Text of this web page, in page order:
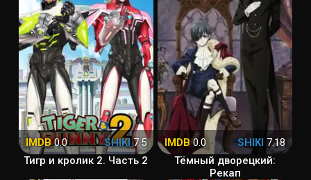
IMDB0.0 SHIKI7.5
Тигр и кролик 2. Часть 2
IMDB0.0 SHIKI 7.18
Тёмный дворецкий:
Рекап